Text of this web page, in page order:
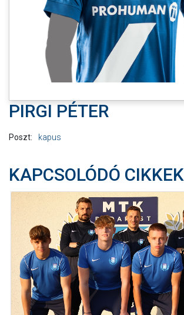
VEZETŐSÉG
PIRGI PÉTER
Poszt: kapus
KAPCSOLÓDÓ CIKKEK